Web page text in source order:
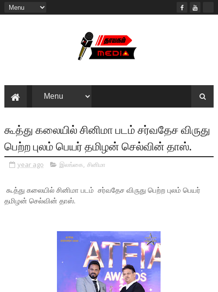
கூத்து கலையில் சினிமா படம் சர்வதேச விருது
பெற்ற புலம் பெயர் தமிழன் செல்வின் தாஸ்.
year ago இலங்கை, சினிமா
கூத்து கலையில் சினிமா படம் சர்வதேச விருது பெற்ற புலம் பெயர்
தமிழன் செல்வின் தாஸ்.